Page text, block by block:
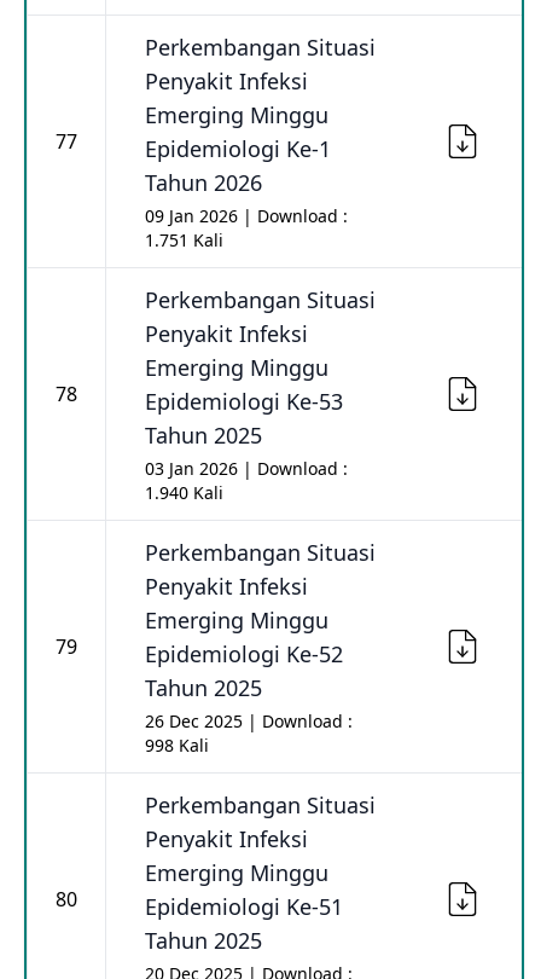
77
Perkembangan Situasi
Penyakit Infeksi
Emerging Minggu
Epidemiologi Ke-1
Tahun 2026
09 Jan 2026 | Download :
1.751 Kali
78
Perkembangan Situasi
Penyakit Infeksi
Emerging Minggu
Epidemiologi Ke-53
Tahun 2025
03 Jan 2026 | Download :
1.940 Kali
79
Perkembangan Situasi
Penyakit Infeksi
Emerging Minggu
Epidemiologi Ke-52
Tahun 2025
26 Dec 2025 | Download :
998 Kali
80
Perkembangan Situasi
Penyakit Infeksi
Emerging Minggu
Epidemiologi Ke-51
Tahun 2025
20 Dec 2025 | Download :